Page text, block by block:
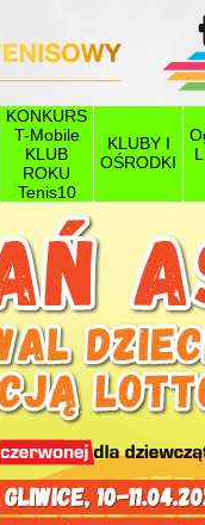
KONKURS
T-Mobile
KLUB
ROKU
Tenis10
KLUBY I
OŚRODKI